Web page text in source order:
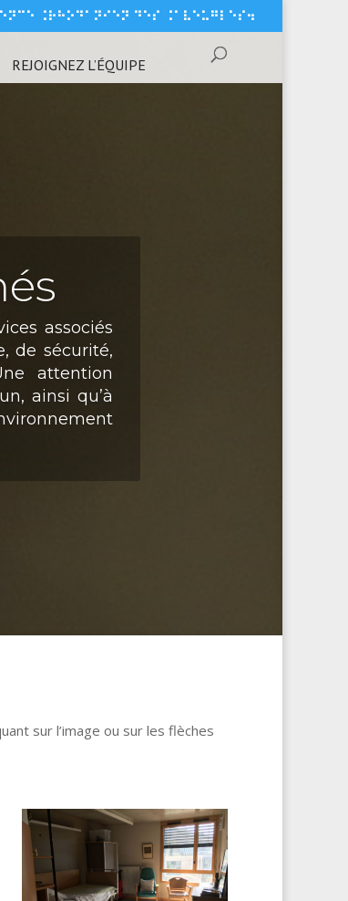
⠨⠗⠓⠕⠙⠁⠝⠊⠑⠝ ⠙⠑⠎ ⠨⠁⠧⠑⠥⠛⠇⠑⠎⠲
REJOIGNEZ L’ÉQUIPE
associés
de sécurité,
attention
ainsi qu’à
sur l’image ou sur les flèches